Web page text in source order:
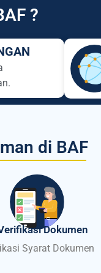
?
di BAF
Dokumen
Syarat Dokumen